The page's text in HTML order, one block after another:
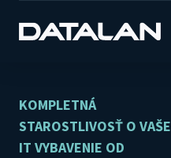
KOMPLETNÁ
STAROSTLIVOSŤ O VAŠE
IT VYBAVENIE OD